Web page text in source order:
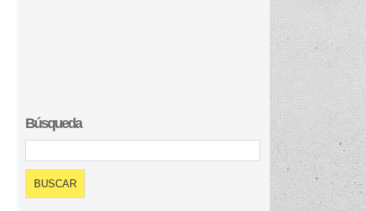
Búsqueda